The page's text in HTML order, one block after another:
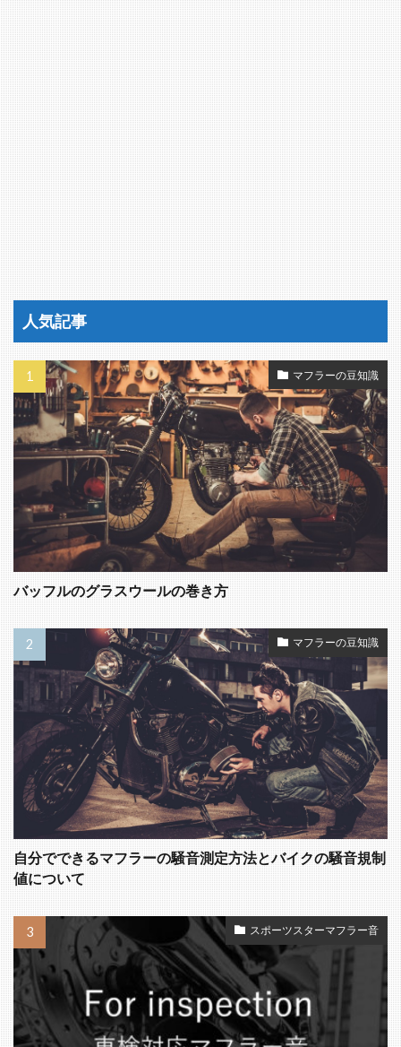
人気記事
マフラーの豆知識
バッフルのグラスウールの巻き方
マフラーの豆知識
自分でできるマフラーの騒音測定方法とバイクの騒音規制
値について
スポーツスターマフラー音